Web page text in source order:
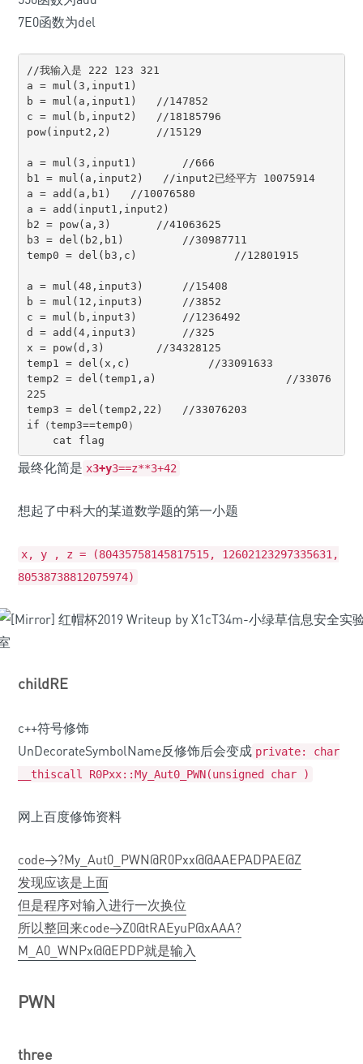
7E0函数为del
//我输入是 222 123 321
a = mul(3,input1)
b = mul(a,input1)   //147852
c = mul(b,input2)   //18185796
pow(input2,2)       //15129
a = mul(3,input1)       //666
b1 = mul(a,input2)   //input2已经平方 10075914
a = add(a,b1)   //10076580
a = add(input1,input2)
b2 = pow(a,3)       //41063625
b3 = del(b2,b1)         //30987711
temp0 = del(b3,c)               //12801915
a = mul(48,input3)      //15408
b = mul(12,input3)      //3852
c = mul(b,input3)       //1236492
d = add(4,input3)       //325
x = pow(d,3)        //34328125
temp1 = del(x,c)            //33091633
temp2 = del(temp1,a)                    //33076
225
temp3 = del(temp2,22)   //33076203
if（temp3==temp0）
    cat flag
最终化简是 x3+y3==z**3+42
想起了中科大的某道数学题的第一小题
x, y , z = (80435758145817515, 12602123297335631,
80538738812075974)
childRE
c++符号修饰
UnDecorateSymbolName反修饰后会变成 private: char
__thiscall R0Pxx::My_Aut0_PWN(unsigned char
)
网上百度修饰资料
code>?My_Aut0_PWN@R0Pxx@@AAEPADPAE@Z
发现应该是上面
但是程序对输入进行一次换位
所以整回来code>Z0@tRAEyuP@xAAA?
M_A0_WNPx@@EPDP就是输入
PWN
three